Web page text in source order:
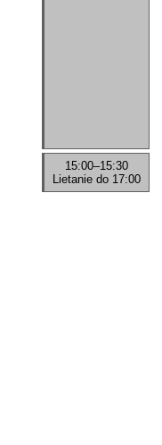
15:00–15:30
Lietanie do 17:00